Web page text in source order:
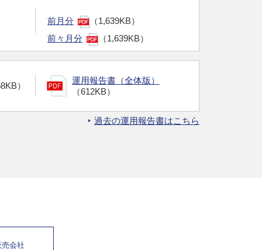
前月分
（1,639KB）
前々月分
（1,639KB）
）
運用報告書（全体版）
（612KB）
過去の運用報告書はこちら
会社